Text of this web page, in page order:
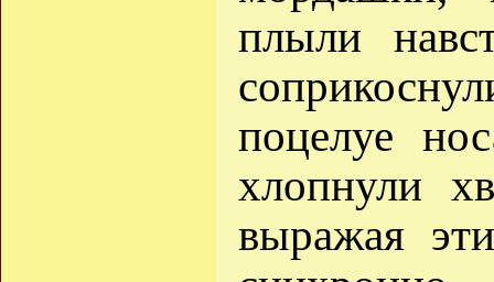
плыли
поцелуе
хлопнули
выражая